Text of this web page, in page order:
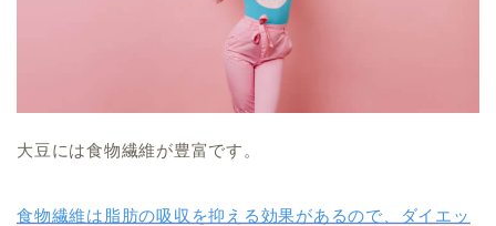
大豆には食物繊維が豊富です。
食物繊維は脂肪の吸収を抑える効果があるので、ダイエッ